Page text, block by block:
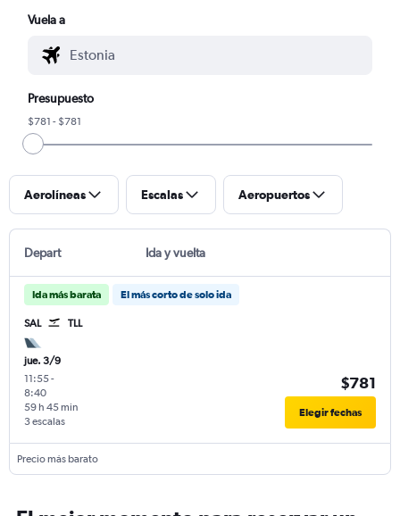
Vuela a
Presupuesto
$781 - $781
Aerolíneas Escalas Aeropuertos
Depart Ida y vuelta
Ida más barata El más corto de solo ida
SAL TLL
jue. 3/9
11:55-
8:40
3 escalas
59 h 45 min
$781
Elegir fechas
Precio más barato